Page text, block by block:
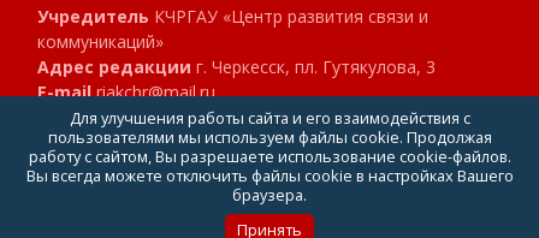
Учредитель КЧРГАУ «Центр развития связи и
коммуникаций»
Адрес редакции г. Черкесск, пл. Гутякулова, 3
E-mailriakchr@mail.ru
Телефон8 (8782) 23-89-40
Главный редакторКлокова Мария Алексеевна
Для улучшения работы сайта и его взаимодействия с
пользователями мы используем файлы cookie. Продолжая
работу с сайтом, Вы разрешаете использование cookie-файлов.
Вы всегда можете отключить файлы cookie в настройках Вашего
браузера.
Принять